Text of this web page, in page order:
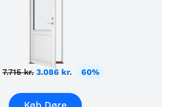
7.715 kr. 3.086 kr. 60%